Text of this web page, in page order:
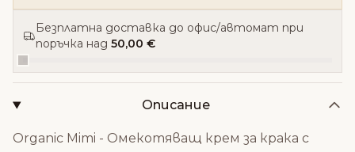
Безплатна доставка до офис/автомат при
поръчка над 50,00 €
Описание
Organic Mimi - Омекотяващ крем за крака с